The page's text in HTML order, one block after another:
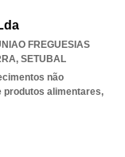
FREGUESIAS
, SETUBAL
não
produtos alimentares,